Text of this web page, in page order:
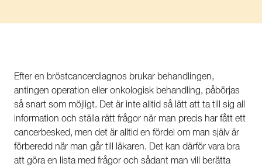
Efter en bröstcancerdiagnos brukar behandlingen,
antingen operation eller onkologisk behandling, påbörjas
så snart som möjligt. Det är inte alltid så lätt att ta till sig all
information och ställa rätt frågor när man precis har fått ett
cancerbesked, men det är alltid en fördel om man själv är
förberedd när man går till läkaren. Det kan därför vara bra
att göra en lista med frågor och sådant man vill berätta